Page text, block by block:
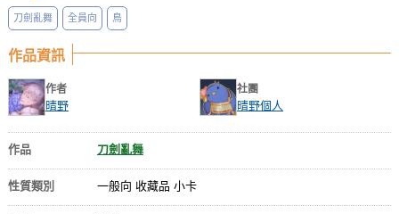
刀劍亂舞 全員向 鳥
作品資訊
作者
晴野
社團
晴野個人
作品 刀劍亂舞
性質類別 一般向 收藏品 小卡